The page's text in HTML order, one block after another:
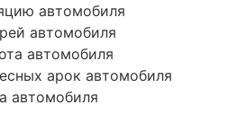
автомобиля
автомобиля
автомобиля
арок автомобиля
автомобиля